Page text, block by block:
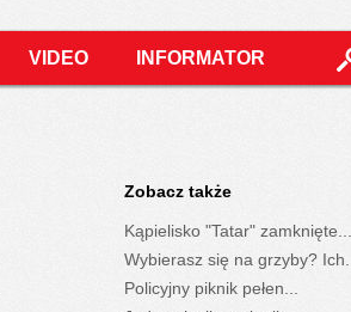
VIDEO INFORMATOR
Zobacz także
Kąpielisko "Tatar" zamknięte....
Wybierasz się na grzyby? Ich...
Policyjny piknik pełen...